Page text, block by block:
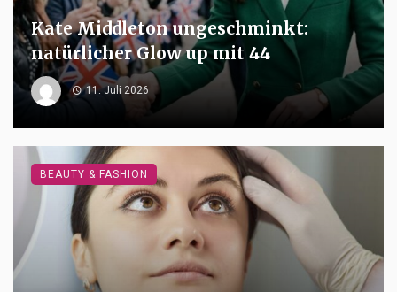
Kate Middleton ungeschminkt:
natürlicher Glow up mit 44
11. Juli 2026
BEAUTY & FASHION